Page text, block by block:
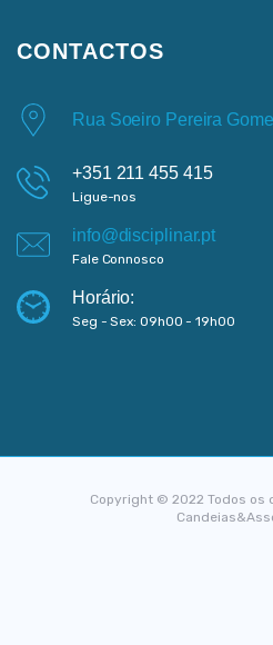
CONTACTOS
Rua Soeiro Pereira
+351 211 455 415
Ligue-nos
info@disciplinar.pt
Fale Connosco
Horário:
Seg - Sex: 09h00 - 19h00
Copyright © 2022 Todos os